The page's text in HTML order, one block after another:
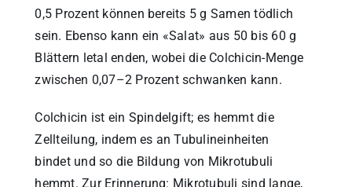
0,5 Prozent können bereits 5 g Samen tödlich
sein. Ebenso kann ein «Salat» aus 50 bis 60 g
Blättern letal enden, wobei die Colchicin-Menge
zwischen 0,07–2 Prozent schwanken kann.
Colchicin ist ein Spindelgift; es hemmt die
Zellteilung, indem es an Tubulineinheiten
bindet und so die Bildung von Mikrotubuli
hemmt. Zur Erinnerung: Mikrotubuli sind lange,